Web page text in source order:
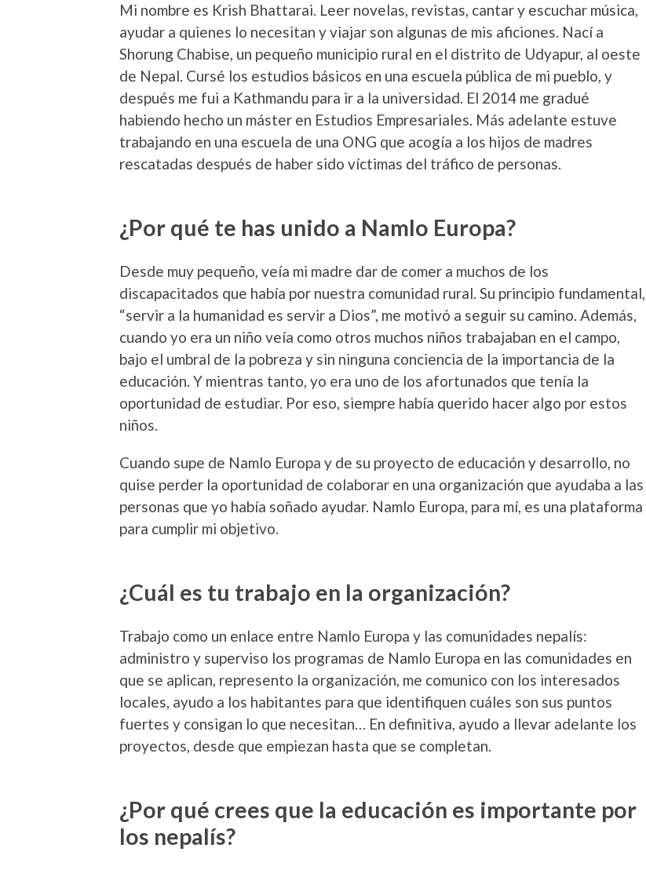
Mi nombre es Krish Bhattarai. Leer novelas, revistas, cantar y escuchar música,
ayudar a quienes lo necesitan y viajar son algunas de mis aficiones. Nací a
Shorung Chabise, un pequeño municipio rural en el distrito de Udyapur, al oeste
de Nepal. Cursé los estudios básicos en una escuela pública de mi pueblo, y
después me fui a Kathmandu para ir a la universidad. El 2014 me gradué
habiendo hecho un máster en Estudios Empresariales. Más adelante estuve
trabajando en una escuela de una ONG que acogía a los hijos de madres
rescatadas después de haber sido víctimas del tráfico de personas.
¿Por qué te has unido a Namlo Europa?
Desde muy pequeño, veía mi madre dar de comer a muchos de los
discapacitados que había por nuestra comunidad rural. Su principio fundamental,
“servir a la humanidad es servir a Dios”, me motivó a seguir su camino. Además,
cuando yo era un niño veía como otros muchos niños trabajaban en el campo,
bajo el umbral de la pobreza y sin ninguna conciencia de la importancia de la
educación. Y mientras tanto, yo era uno de los afortunados que tenía la
oportunidad de estudiar. Por eso, siempre había querido hacer algo por estos
niños.
Cuando supe de Namlo Europa y de su proyecto de educación y desarrollo, no
quise perder la oportunidad de colaborar en una organización que ayudaba a las
personas que yo había soñado ayudar. Namlo Europa, para mí, es una plataforma
para cumplir mi objetivo.
¿Cuál es tu trabajo en la organización?
Trabajo como un enlace entre Namlo Europa y las comunidades nepalís:
administro y superviso los programas de Namlo Europa en las comunidades en
que se aplican, represento la organización, me comunico con los interesados
locales, ayudo a los habitantes para que identifiquen cuáles son sus puntos
fuertes y consigan lo que necesitan… En definitiva, ayudo a llevar adelante los
proyectos, desde que empiezan hasta que se completan.
¿Por qué crees que la educación es importante por
los nepalís?